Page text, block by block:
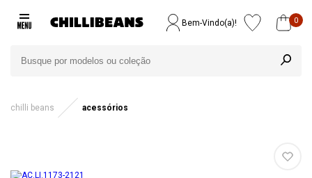
Bem-Vindo(a)! 0
chilli beans acessórios